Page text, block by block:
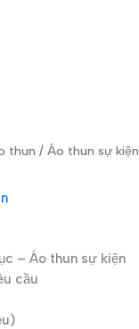
thun / Áo thun sự kiện
– Áo thun sự kiện
cầu